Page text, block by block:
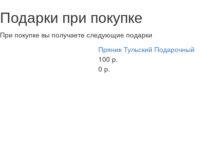
Подарки при покупке
При покупке вы получаете следующие подарки
Пряник Тульский Подарочный
100 р.
0 р.